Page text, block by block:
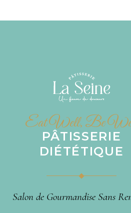
Eat Well, Be
PÂTISSERIE
DIÉTÉTIQUE
Salon de Gourmandise Sans